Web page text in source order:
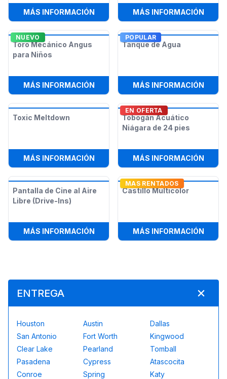
MÁS INFORMACIÓN: TIBURÓN GONE FISH'N TOBOGÁN
MÁS INFORMACIÓN:
NUEVO
Toro Mecánico Angus
para Niños
MÁS INFORMACIÓN: TORO MECÁNICO ANGUS PARA
POPULAR
Tanque de Agua
MÁS INFORMACIÓN:
Toxic Meltdown
MÁS INFORMACIÓN: TOXIC MELTDOWN
EN OFERTA
Tobogán Acuático
Niágara de 24 pies
MÁS INFORMACIÓN:
Pantalla de Cine al Aire
Libre (Drive-Ins)
MÁS INFORMACIÓN: PANTALLA DE CINE AL AIRE LIBRE
MAS RENTADOS
Castillo Multicolor
MÁS INFORMACIÓN:
ENTREGA
Houston Austin
Dallas
San Antonio
Fort Worth
Kingwood
Clear Lake
Pearland
Tomball
Pasadena
Cypress
Atascocita
Conroe
Spring
Katy